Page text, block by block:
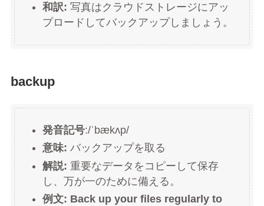
和訳: 写真はクラウドストレージにアッ
プロードしてバックアップしましょう。
backup
発音記号:/ˈbækʌp/
意味: バックアップを取る
解説: 重要なデータをコピーして保存
し、万が一のために備える。
例文: Back up your files regularly to